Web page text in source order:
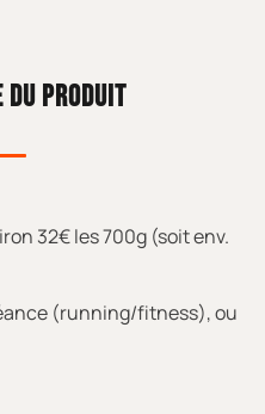
PRODUIT
32€ les 700g (soit env.
(running/fitness), ou